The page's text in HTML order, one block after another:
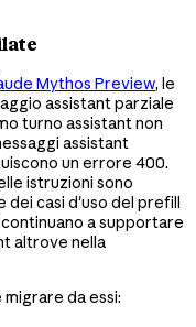
Mythos Preview, le
assistant parziale
turno assistant non
assistant
un errore 400.
istruzioni sono
casi d'uso del prefill
a supportare
altrove nella
da essi: